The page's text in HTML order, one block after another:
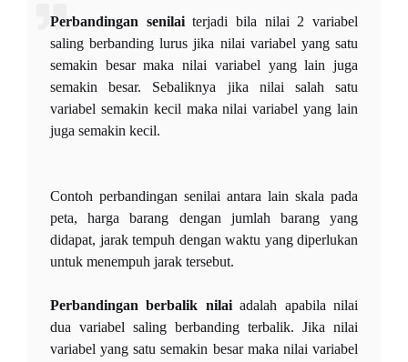
Perbandingan senilaiterjadi bila nilai 2 variabel
saling berbanding lurus jika nilai variabel yang satu
semakin besar maka nilai variabel yang lain juga
semakin besar. Sebaliknya jika nilai salah satu
variabel semakin kecil maka nilai variabel yang lain
juga semakin kecil.
Contoh perbandingan senilai antara lain skala pada
peta, harga barang dengan jumlah barang yang
didapat, jarak tempuh dengan waktu yang diperlukan
untuk menempuh jarak tersebut.
Perbandingan berbalik nilaiadalah apabila nilai
dua variabel saling berbanding terbalik. Jika nilai
variabel yang satu semakin besar maka nilai variabel